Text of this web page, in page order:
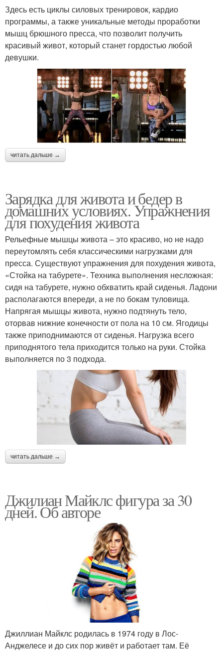
Здесь есть циклы силовых тренировок, кардио
программы, а также уникальные методы проработки
мышц брюшного пресса, что позволит получить
красивый живот, который станет гордостью любой
девушки.
читать дальше →
Зарядка для живота и бедер в
домашних условиях. Упражнения
для похудения живота
Рельефные мышцы живота – это красиво, но не надо
переутомлять себя классическими нагрузками для
пресса. Существуют упражнения для похудения живота,
«Стойка на табурете». Техника выполнения несложная:
сидя на табурете, нужно обхватить край сиденья. Ладони
располагаются впереди, а не по бокам туловища.
Напрягая мышцы живота, нужно подтянуть тело,
оторвав нижние конечности от пола на 10 см. Ягодицы
также приподнимаются от сиденья. Нагрузка всего
приподнятого тела приходится только на руки. Стойка
выполняется по 3 подхода.
читать дальше →
Джилиан Майклс фигура за 30
дней. Об авторе
Джиллиан Майклс родилась в 1974 году в Лос-
Анджелесе и до сих пор живёт и работает там. Её